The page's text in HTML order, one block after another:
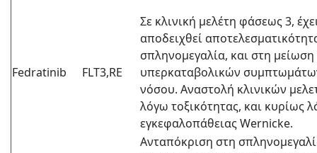
Fedratinib FLT3,RE
Σε κλινική μελέτη φάσεως 3,
αποδειχθεί
σπληνομεγαλία, και στη
υπερκαταβολικών
νόσου. Αναστολή κλινικών
λόγω τοξικότητας, και κυρίως
εγκεφαλοπάθειας Wernicke.
Ανταπόκριση στη